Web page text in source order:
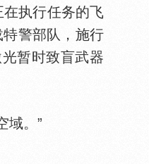
执行任务的飞
警部队，施行
暂时致盲武器
域。”